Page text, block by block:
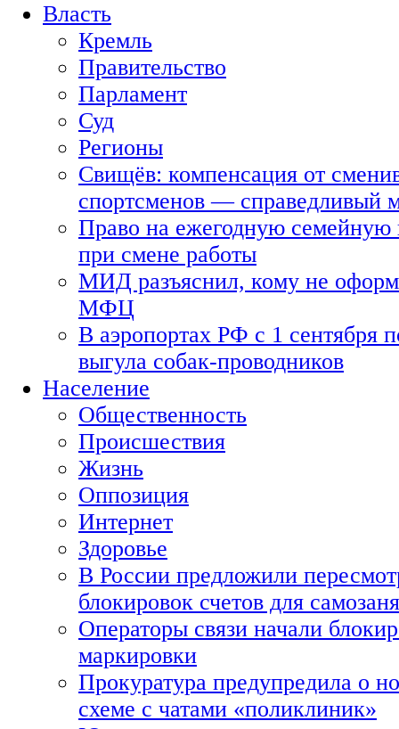
Власть
Кремль
Правительство
Парламент
Суд
Регионы
Свищёв: компенсация от
спортсменов — справедливый
Право на ежегодную семейную
при смене работы
МИД разъяснил, кому не
МФЦ
В аэропортах РФ с 1 сентября
выгула собак-проводников
Население
Общественность
Происшествия
Жизнь
Оппозиция
Интернет
Здоровье
В России предложили
блокировок счетов для
Операторы связи начали
маркировки
Прокуратура предупредила о
схеме с чатами «поликлиник»